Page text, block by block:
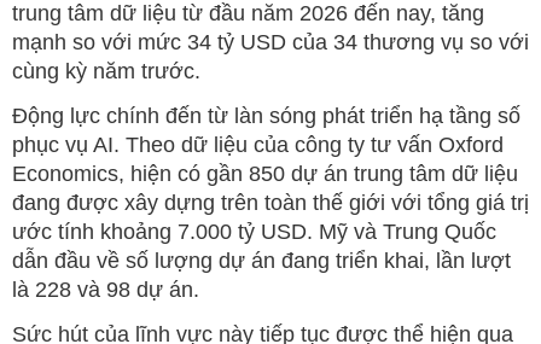
trung tâm dữ liệu từ đầu năm 2026 đến nay, tăng
mạnh so với mức 34 tỷ USD của 34 thương vụ so với
cùng kỳ năm trước.
Động lực chính đến từ làn sóng phát triển hạ tầng số
phục vụ AI. Theo dữ liệu của công ty tư vấn Oxford
Economics, hiện có gần 850 dự án trung tâm dữ liệu
đang được xây dựng trên toàn thế giới với tổng giá trị
ước tính khoảng 7.000 tỷ USD. Mỹ và Trung Quốc
dẫn đầu về số lượng dự án đang triển khai, lần lượt
là 228 và 98 dự án.
Sức hút của lĩnh vực này tiếp tục được thể hiện qua